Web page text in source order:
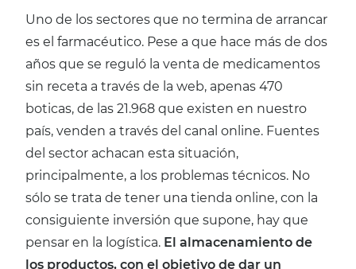
Uno de los sectores que no termina de arrancar
es el farmacéutico. Pese a que hace más de dos
años que se reguló la venta de medicamentos
sin receta a través de la web, apenas 470
boticas, de las 21.968 que existen en nuestro
país, venden a través del canal online. Fuentes
del sector achacan esta situación,
principalmente, a los problemas técnicos. No
sólo se trata de tener una tienda online, con la
consiguiente inversión que supone, hay que
pensar en la logística. El almacenamiento de
los productos, con el objetivo de dar un